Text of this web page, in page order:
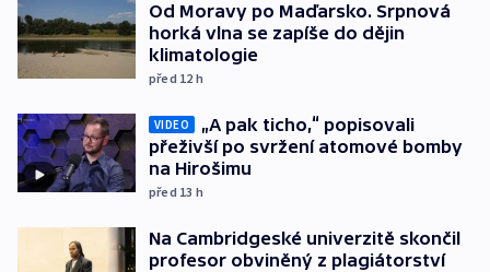
Od Moravy po Maďarsko. Srpnová
horká vlna se zapíše do dějin
klimatologie
před 12 h
VIDEO
„A pak ticho,“ popisovali
přeživší po svržení atomové bomby
na Hirošimu
před 13 h
Na Cambridgeské univerzitě skončil
profesor obviněný z plagiátorství